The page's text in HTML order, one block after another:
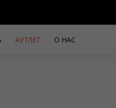
АУТЛЕТ О НАС